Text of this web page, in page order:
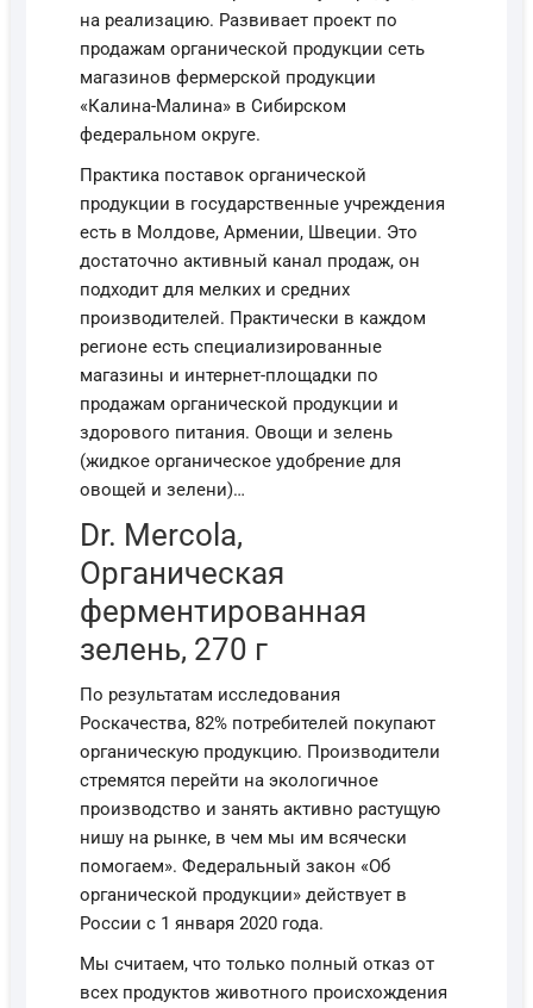
на реализацию. Развивает проект по
продажам органической продукции сеть
магазинов фермерской продукции
«Калина-Малина» в Сибирском
федеральном округе.
Практика поставок органической
продукции в государственные учреждения
есть в Молдове, Армении, Швеции. Это
достаточно активный канал продаж, он
подходит для мелких и средних
производителей. Практически в каждом
регионе есть специализированные
магазины и интернет-площадки по
продажам органической продукции и
здорового питания. Овощи и зелень
(жидкое органическое удобрение для
овощей и зелени)…
Dr. Mercola,
Органическая
ферментированная
зелень, 270 г
По результатам исследования
Роскачества, 82% потребителей покупают
органическую продукцию. Производители
стремятся перейти на экологичное
производство и занять активно растущую
нишу на рынке, в чем мы им всячески
помогаем». Федеральный закон «Об
органической продукции» действует в
России с 1 января 2020 года.
Мы считаем, что только полный отказ от
всех продуктов животного происхождения